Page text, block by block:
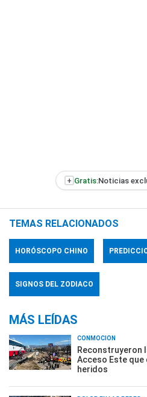
+ Gratis:Noticias
TEMAS RELACIONADOS
HORÓSCOPO CHINO
SIGNOS DEL ZODIACO
MÁS LEÍDAS
CONMOCIÓN
Reconstruyeron
Acceso Este que
heridos